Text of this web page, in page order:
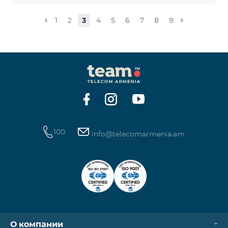
ծառայությունների նոր միացումները և ավտոմատ
ծառայության նոր միացումները և գործողությունը։
1 2 3 4 5 6 7 8 9
100 info@telecomarmenia.am
О компании